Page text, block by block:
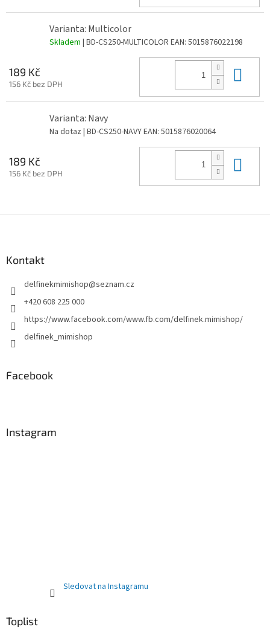
Varianta: Multicolor
Skladem | BD-CS250-MULTICOLOR EAN: 5015876022198
189 Kč
156 Kč bez DPH
Varianta: Navy
Na dotaz | BD-CS250-NAVYEAN: 5015876020064
189 Kč
156 Kč bez DPH
Kontakt
delfinekmimishop@seznam.cz
+420 608 225 000
https://www.facebook.com/www.fb.com/delfinek.mimishop/
delfinek_mimishop
Facebook
Instagram
Sledovat na Instagramu
Toplist